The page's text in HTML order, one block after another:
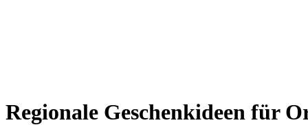
Regionale Geschenkideen für